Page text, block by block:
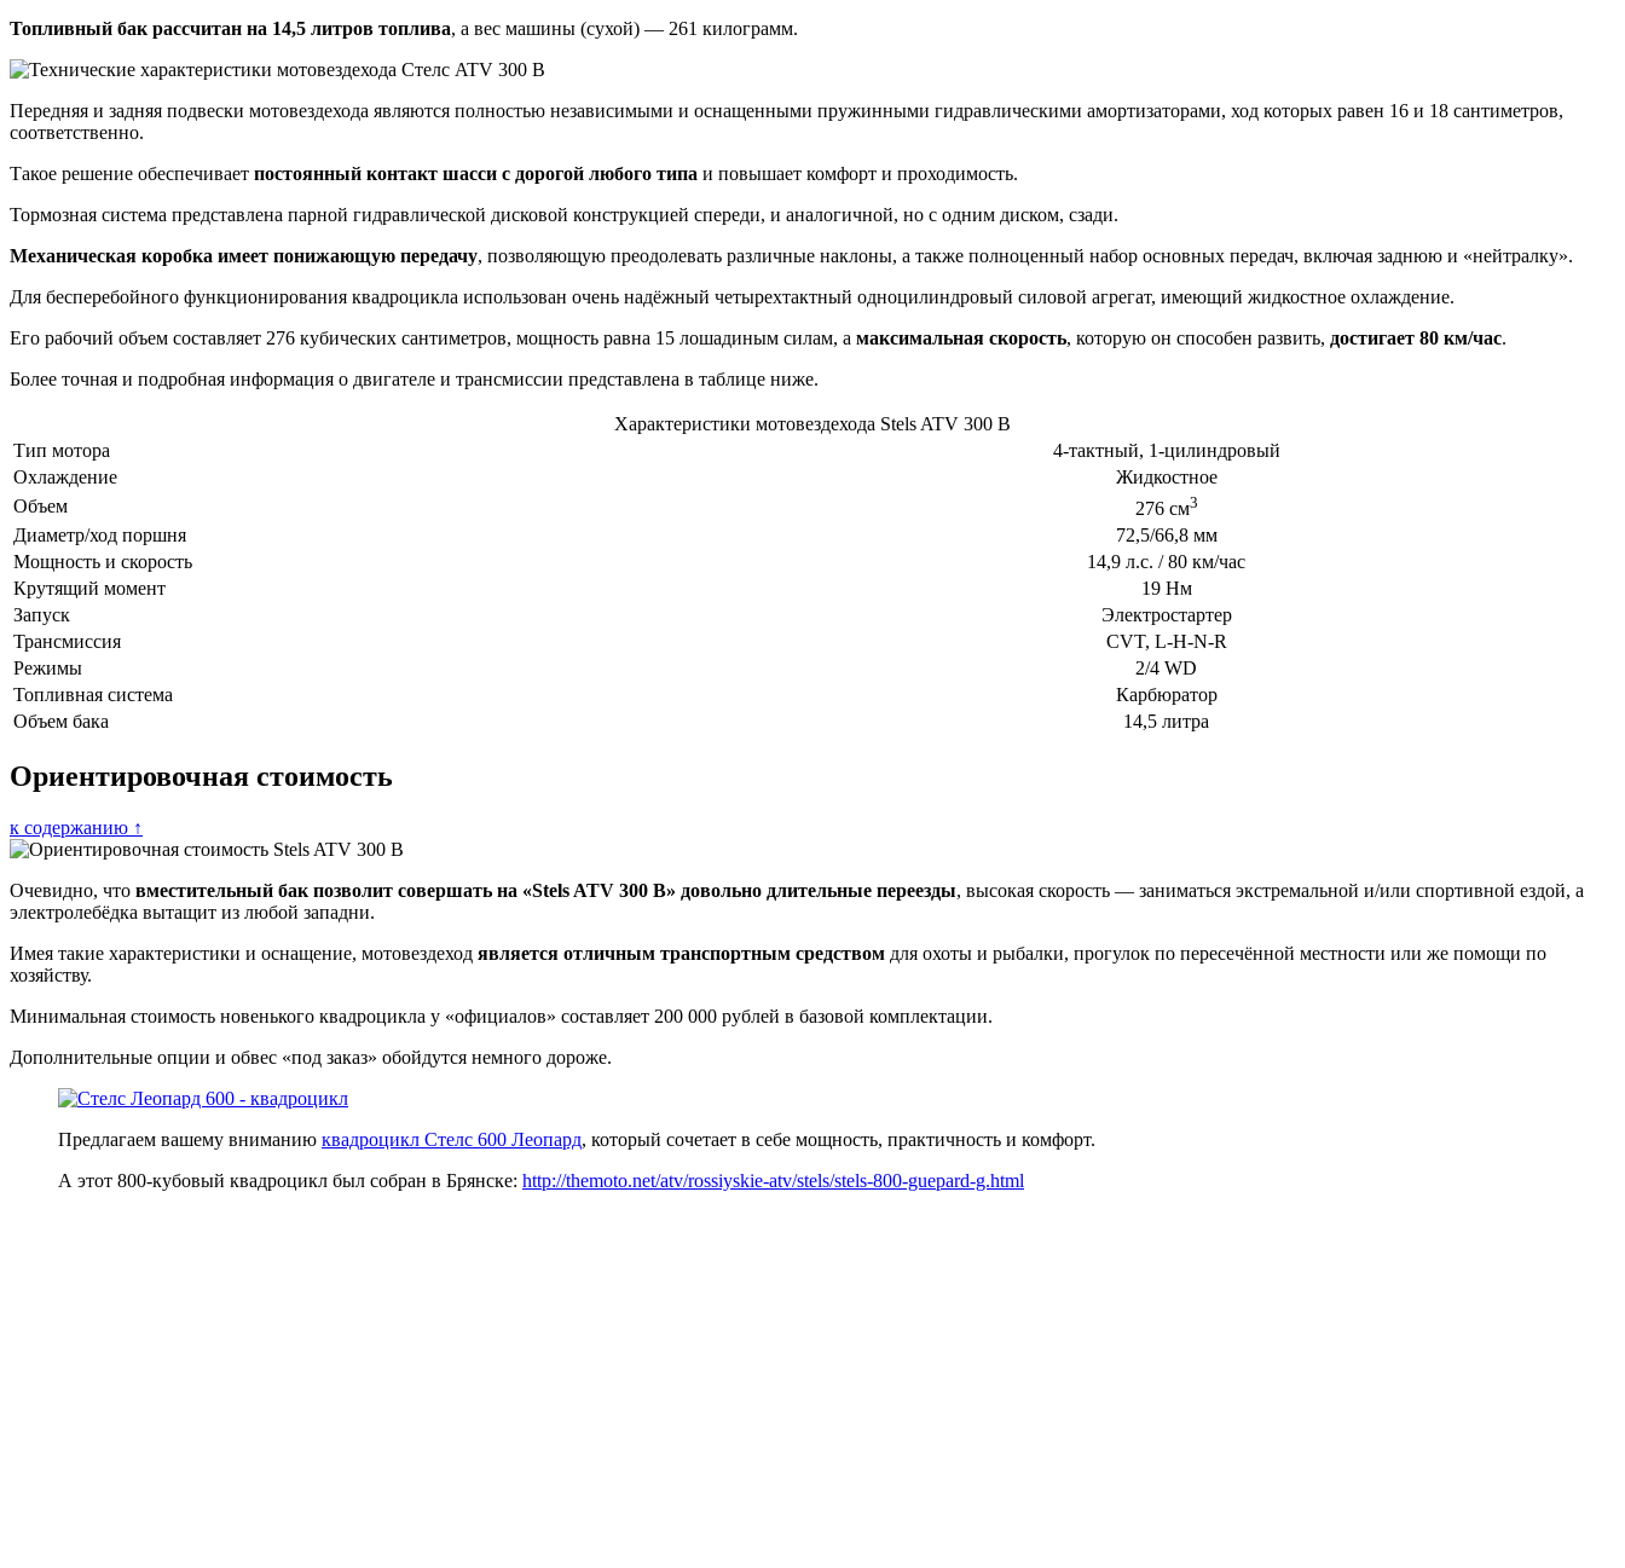
Топливный бак рассчитан на 14,5 литров топлива, а вес машины (сухой) — 261 килограмм.
Передняя и задняя подвески мотовездехода являются полностью независимыми и оснащенными пружинными гидравлическими амортизаторами, ход которых равен 16 и 18 сантиметров,
соответственно.
Такое решение обеспечивает постоянный контакт шасси с дорогой любого типа и повышает комфорт и проходимость.
Тормозная система представлена парной гидравлической дисковой конструкцией спереди, и аналогичной, но с одним диском, сзади.
Механическая коробка имеет понижающую передачу, позволяющую преодолевать различные наклоны, а также полноценный набор основных передач, включая заднюю и «нейтралку».
Для бесперебойного функционирования квадроцикла использован очень надёжный четырехтактный одноцилиндровый силовой агрегат, имеющий жидкостное охлаждение.
Его рабочий объем составляет 276 кубических сантиметров, мощность равна 15 лошадиным силам, а максимальная скорость, которую он способен развить, достигает 80 км/час.
Более точная и подробная информация о двигателе и трансмиссии представлена в таблице ниже.
Характеристики мотовездехода Stels ATV 300 B
Тип мотора
4-тактный, 1-цилиндровый
Охлаждение
Жидкостное
Объем
276 см3
Диаметр/ход поршня
72,5/66,8 мм
Мощность и скорость
14,9 л.с. / 80 км/час
Крутящий момент
19 Нм
Запуск
Электростартер
Трансмиссия
CVT, L-H-N-R
Режимы
2/4 WD
Топливная система
Карбюратор
Объем бака
14,5 литра
Ориентировочная стоимость
к содержанию ↑
Очевидно, что вместительный бак позволит совершать на «Stels ATV 300 B» довольно длительные переезды, высокая скорость — заниматься экстремальной и/или спортивной ездой, а
электролебёдка вытащит из любой западни.
Имея такие характеристики и оснащение, мотовездеход является отличным транспортным средством для охоты и рыбалки, прогулок по пересечённой местности или же помощи по
хозяйству.
Минимальная стоимость новенького квадроцикла у «официалов» составляет 200 000 рублей в базовой комплектации.
Дополнительные опции и обвес «под заказ» обойдутся немного дороже.
Предлагаем вашему вниманию квадроцикл Стелс 600 Леопард, который сочетает в себе мощность, практичность и комфорт.
А этот 800-кубовый квадроцикл был собран в Брянске: http://themoto.net/atv/rossiyskie-atv/stels/stels-800-guepard-g.html